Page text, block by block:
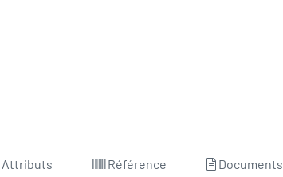
Attributs Référence Documents